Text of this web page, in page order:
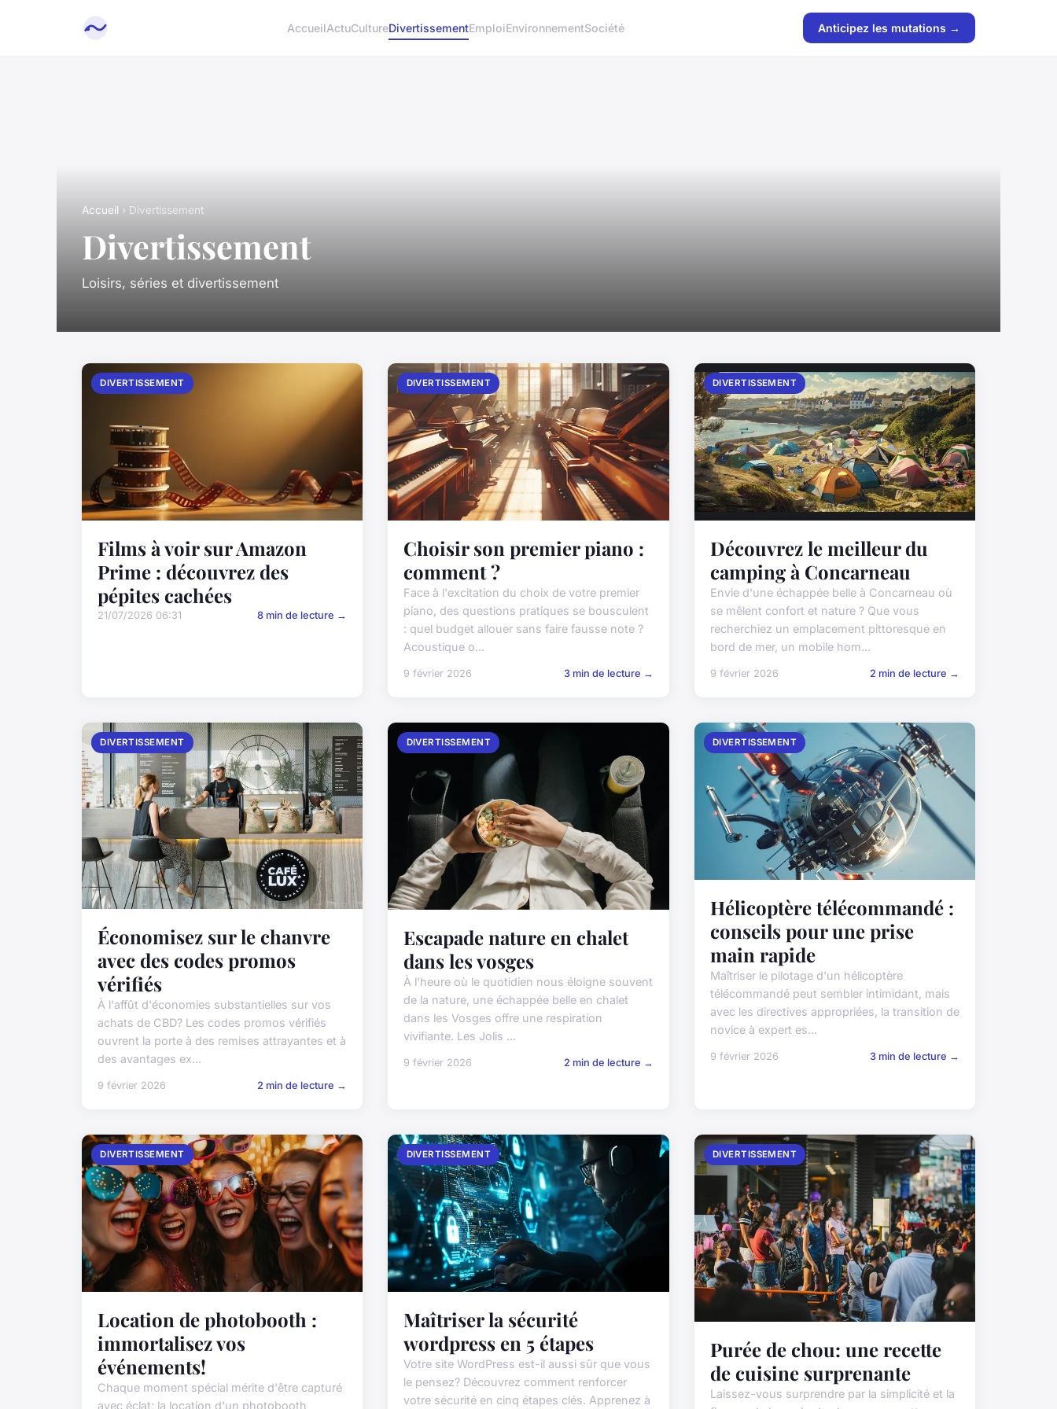
AccueilActuCultureDivertissementEmploiEnvironnementSociété Anticipez les mutations →
Accueil › Divertissement
Divertissement
Loisirs, séries et divertissement
DIVERTISSEMENT
Films à voir sur Amazon
Prime : découvrez des
pépites cachées
21/07/2026 06:31 8 min de lecture →
DIVERTISSEMENT
Choisir son premier piano :
comment ?
Face à l'excitation du choix de votre premier
piano, des questions pratiques se bousculent
: quel budget allouer sans faire fausse note ?
Acoustique o...
9 février 2026 3 min de lecture →
DIVERTISSEMENT
Découvrez le meilleur du
camping à Concarneau
Envie d'une échappée belle à Concarneau où
se mêlent confort et nature ? Que vous
recherchiez un emplacement pittoresque en
bord de mer, un mobile hom...
9 février 2026 2 min de lecture →
DIVERTISSEMENT
Économisez sur le chanvre
avec des codes promos
vérifiés
À l'affût d'économies substantielles sur vos
achats de CBD? Les codes promos vérifiés
ouvrent la porte à des remises attrayantes et à
des avantages ex...
9 février 2026 2 min de lecture →
DIVERTISSEMENT
Escapade nature en chalet
dans les vosges
À l'heure où le quotidien nous éloigne souvent
de la nature, une échappée belle en chalet
dans les Vosges offre une respiration
vivifiante. Les Jolis ...
9 février 2026 2 min de lecture →
DIVERTISSEMENT
Hélicoptère télécommandé :
conseils pour une prise
main rapide
Maîtriser le pilotage d'un hélicoptère
télécommandé peut sembler intimidant, mais
avec les directives appropriées, la transition de
novice à expert es...
9 février 2026 3 min de lecture →
DIVERTISSEMENT
Location de photobooth :
immortalisez vos
événements!
Chaque moment spécial mérite d'être capturé
avec éclat; la location d'un photobooth
DIVERTISSEMENT
Maîtriser la sécurité
wordpress en 5 étapes
Votre site WordPress est-il aussi sûr que vous
le pensez? Découvrez comment renforcer
votre sécurité en cinq étapes clés. Apprenez à
DIVERTISSEMENT
Purée de chou: une recette
de cuisine surprenante
Laissez-vous surprendre par la simplicité et la